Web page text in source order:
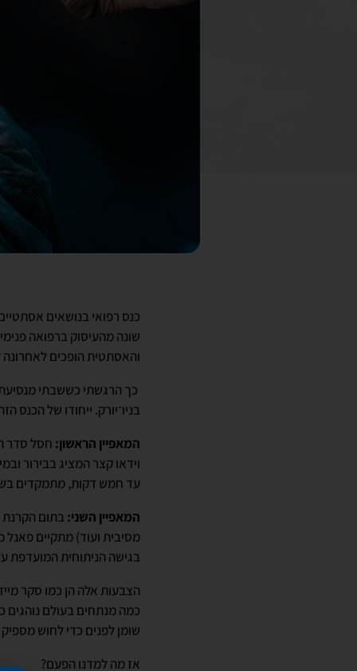
כנס רפואי בנושאים
שונה מהעיסוק ברפואה
והאסתטית הופכים לאחרונה
בניו־יורק. ייחודו של הכנס
המאפיין הראשון: חסל סדר
וידאו קצר המציג בבירור
עד חמש דקות, מתמקדים
המאפיין השני: בתום הקרנת
מסיבית ועוד) מתקיים פאנל
בגישה הניתוחית המועדפת
הצבעות אלה הן כמו סקר
כמה מנתחים בעולם
שומן לפנים כדי לחוש
אז מה למדנו הפעם?